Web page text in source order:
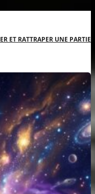
ET RATTRAPER UNE PARTIE